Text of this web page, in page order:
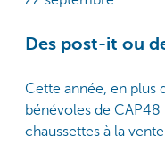
Des post-it ou
Cette année, en plus
bénévoles de
chaussettes à la